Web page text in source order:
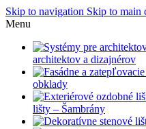
Skip to navigation Skip to main
Menu
architektov a dizajnérov
obklady
lišty – Šambrány